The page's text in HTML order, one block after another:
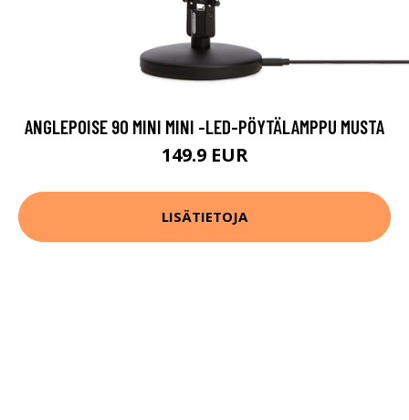
ANGLEPOISE 90 MINI MINI -LED-PÖYTÄLAMPPU MUSTA
149.9 EUR
LISÄTIETOJA